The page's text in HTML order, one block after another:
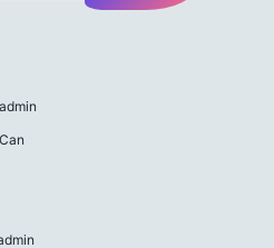
admin
Can